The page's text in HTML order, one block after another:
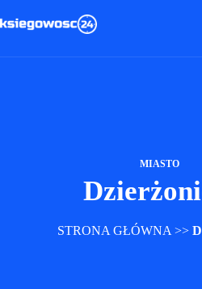
do
MIASTO
STRONA GŁÓWNA >>